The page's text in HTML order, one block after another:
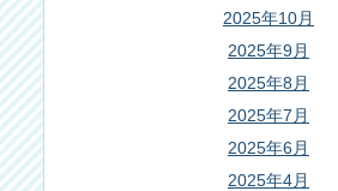
2025年10月
2025年9月
2025年8月
2025年7月
2025年6月
2025年4月